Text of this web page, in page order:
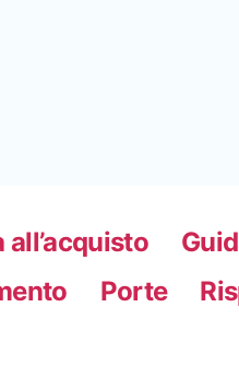
all’acquisto
Porte